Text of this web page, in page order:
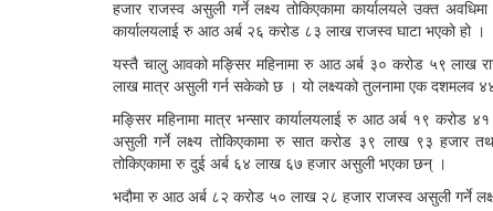
हजार राजस्व असुली गर्ने लक्ष्य तोकिएकामा कार्यालयले उक्त
कार्यालयलाई रु आठ अर्ब २६ करोड ८३ लाख राजस्व घाटा भएको हो ।
यस्तै चालु आवको मङ्सिर महिनामा रु आठ अर्ब ३० करोड ५९ लाख
लाख मात्र असुली गर्न सकेको छ । यो लक्ष्यको तुलनामा एक दशमलव
मङ्सिर महिनामा मात्र भन्सार कार्यालयलाई रु आठ अर्ब १९ करोड
असुली गर्ने लक्ष्य तोकिएकामा रु सात करोड ३९ लाख ९३ हजार
तोकिएकामा रु दुई अर्ब ६४ लाख ६७ हजार असुली भएका छन् ।
भदौमा रु आठ अर्ब ८२ करोड ५० लाख २८ हजार राजस्व असुली गर्ने